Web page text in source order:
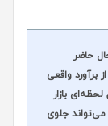
حاضر
برآورد واقعی
بازار
جلوی